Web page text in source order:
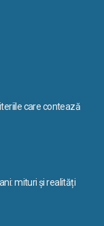
care contează
mituri și realități